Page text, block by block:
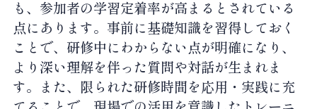
も、参加者の学習定着率が高まるとされている
点にあります。事前に基礎知識を習得しておく
ことで、研修中にわからない点が明確になり、
より深い理解を伴った質問や対話が生まれま
す。また、限られた研修時間を応用・実践に充